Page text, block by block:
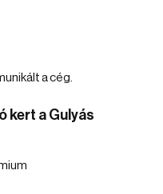
a cég.
kert a Gulyás